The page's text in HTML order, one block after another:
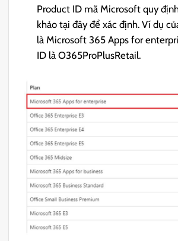
Product ID mã Microsoft quy
khảo tại đây để xác định. Ví dụ
là Microsoft 365 Apps for
ID là O365ProPlusRetail.